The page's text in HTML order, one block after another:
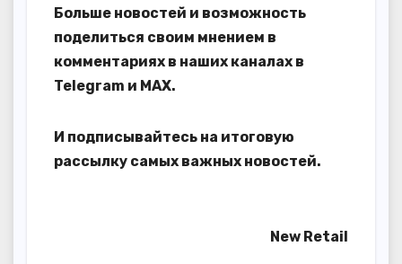
Больше новостей и возможность
поделиться своим мнением в
комментариях в наших каналах в
Telegram и MAX.
И подписывайтесь на итоговую
рассылку самых важных новостей.
New Retail